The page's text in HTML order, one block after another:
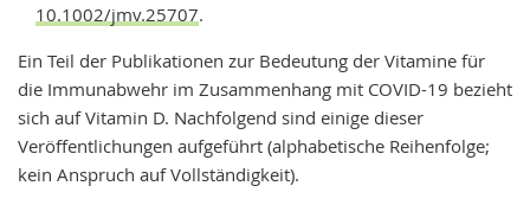
10.1002/jmv.25707.
Ein Teil der Publikationen zur Bedeutung der Vitamine für
die Immunabwehr im Zusammenhang mit COVID-19 bezieht
sich auf Vitamin D. Nachfolgend sind einige dieser
Veröffentlichungen aufgeführt (alphabetische Reihenfolge;
kein Anspruch auf Vollständigkeit).